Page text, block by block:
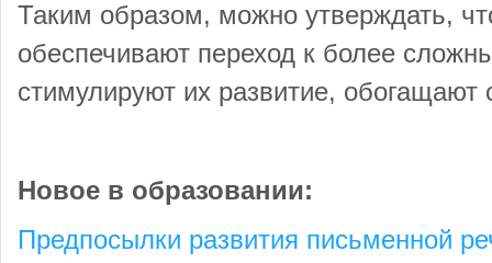
Таким образом, можно утверждать,
обеспечивают переход к более
стимулируют их развитие,
Новое в образовании:
Предпосылки развития письменной